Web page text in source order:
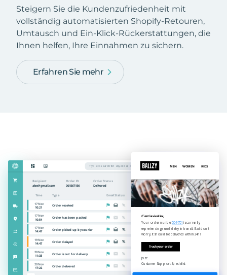
Steigern Sie die Kundenzufriedenheit mit
vollständig automatisierten Shopify-Retouren,
Umtausch und Ein-Klick-Rückerstattungen, die
Ihnen helfen, Ihre Einnahmen zu sichern.
Erfahren Sie mehr